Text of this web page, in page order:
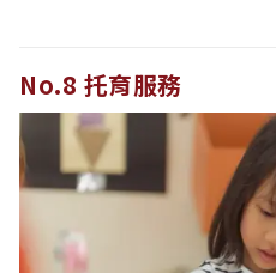
No.8 托育服務